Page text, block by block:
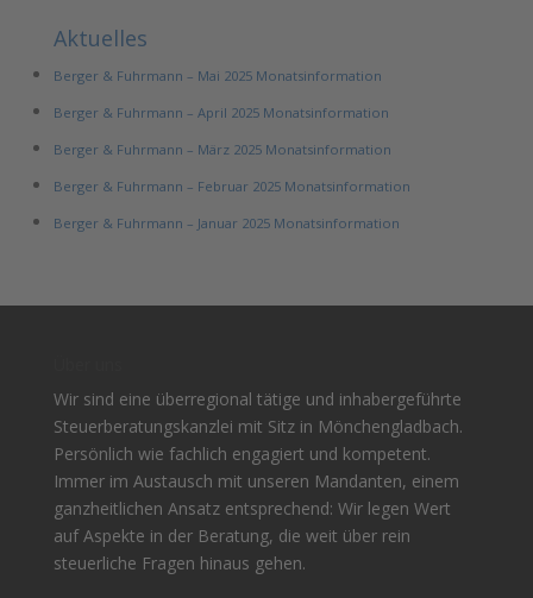
Aktuelles
Berger & Fuhrmann – Mai 2025 Monatsinformation
Berger & Fuhrmann – April 2025 Monatsinformation
Berger & Fuhrmann – März 2025 Monatsinformation
Berger & Fuhrmann – Februar 2025 Monatsinformation
Berger & Fuhrmann – Januar 2025 Monatsinformation
Wir sind eine überregional tätige und inhabergeführte
Steuerberatungskanzlei mit Sitz in Mönchengladbach.
Persönlich wie fachlich engagiert und kompetent.
Immer im Austausch mit unseren Mandanten, einem
ganzheitlichen Ansatz entsprechend: Wir legen Wert
auf Aspekte in der Beratung, die weit über rein
steuerliche Fragen hinaus gehen.